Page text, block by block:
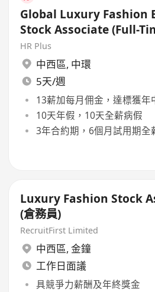
Global Luxury Fashion
Stock Associate (Full-
HR Plus
中西區, 中環
5天/週
13薪加每月佣金，達標獲年
10天年假，10天全薪病假
3年合約期，6個月試用期全
Luxury Fashion Stock
(倉務員)
RecruitFirst Limited
中西區, 金鐘
工作日面議
具競爭力薪酬及年終獎金